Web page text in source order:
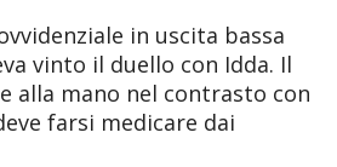
in uscita bassa
vinto il duello con Idda. Il
alla mano nel contrasto con
farsi medicare dai